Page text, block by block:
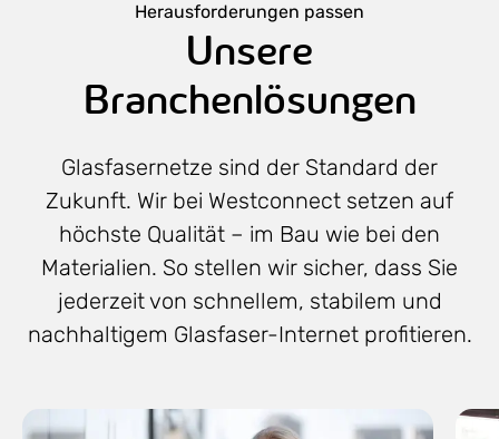
Herausforderungen passen
Unsere
Branchenlösungen
Glasfasernetze sind der Standard der
Zukunft. Wir bei Westconnect setzen auf
höchste Qualität – im Bau wie bei den
Materialien. So stellen wir sicher, dass Sie
jederzeit von schnellem, stabilem und
nachhaltigem Glasfaser-Internet profitieren.